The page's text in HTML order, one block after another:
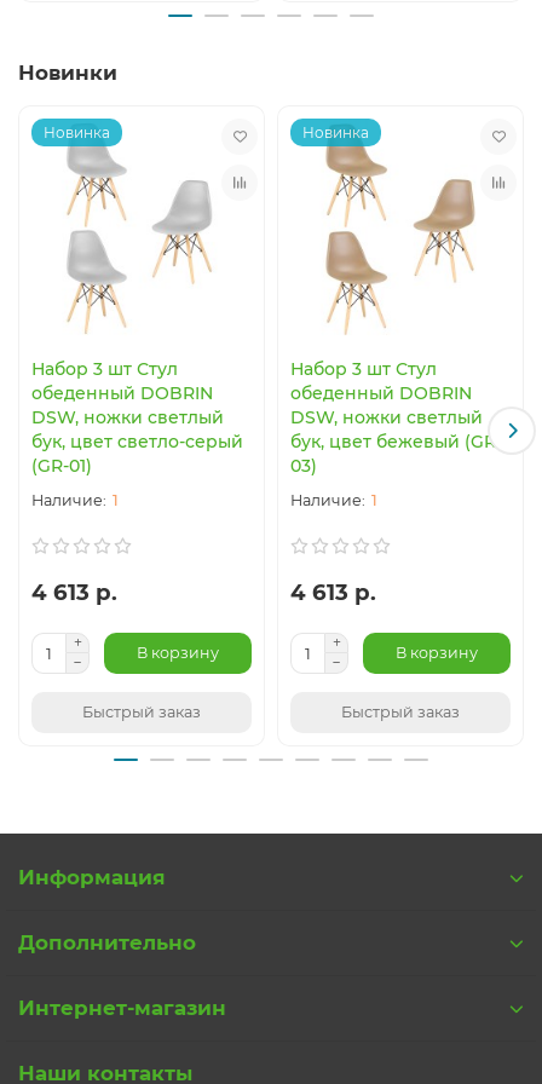
преимуществом наших «Светодиодных сосулек»
японские светодиоды Nichia.
Новинки
Новинка
Набор 3 шт Стул
обеденный DOBRIN
DSW, ножки светлый
бук, цвет светло-серый
(GR-01)
1
4 613 р.
В корзину
Быстрый заказ
Новинка
Набор 3 шт Стул
обеденный DOBRIN
DSW, ножки светлый
бук, цвет бежевый (GR-
03)
1
4 613 р.
В корзину
Быстрый заказ
Информация
Дополнительно
Интернет-магазин
Наши контакты